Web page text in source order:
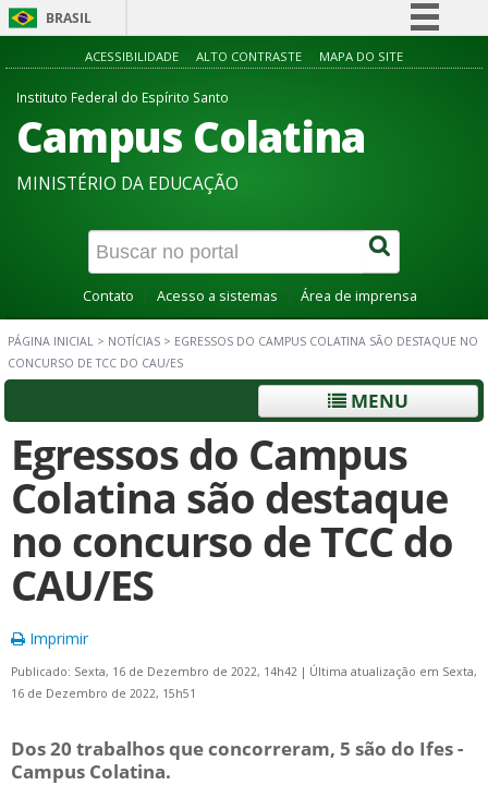
BRASIL
Simplifique!
Acesso à informação
Canais
ACESSIBILIDADE ALTO CONTRASTE MAPA DO SITE
Instituto Federal do Espírito Santo
Campus Colatina
MINISTÉRIO DA EDUCAÇÃO
Contato Acesso a sistemas Área de imprensa
PÁGINA INICIAL > NOTÍCIAS > EGRESSOS DO CAMPUS COLATINA SÃO DESTAQUE NO
CONCURSO DE TCC DO CAU/ES
MENU
Egressos do Campus
Colatina são destaque
no concurso de TCC do
CAU/ES
Imprimir
Publicado: Sexta, 16 de Dezembro de 2022, 14h42 | Última atualização em Sexta,
16 de Dezembro de 2022, 15h51
Dos 20 trabalhos que concorreram, 5 são do Ifes -
Campus Colatina.